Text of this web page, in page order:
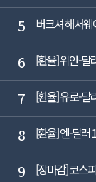
5 버크셔 해서
6 [환율] 위안-
7 [환율] 유로-
8 [환율] 엔-달
9 [장마감] 코스